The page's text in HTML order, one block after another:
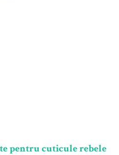
pentru cuticule rebele